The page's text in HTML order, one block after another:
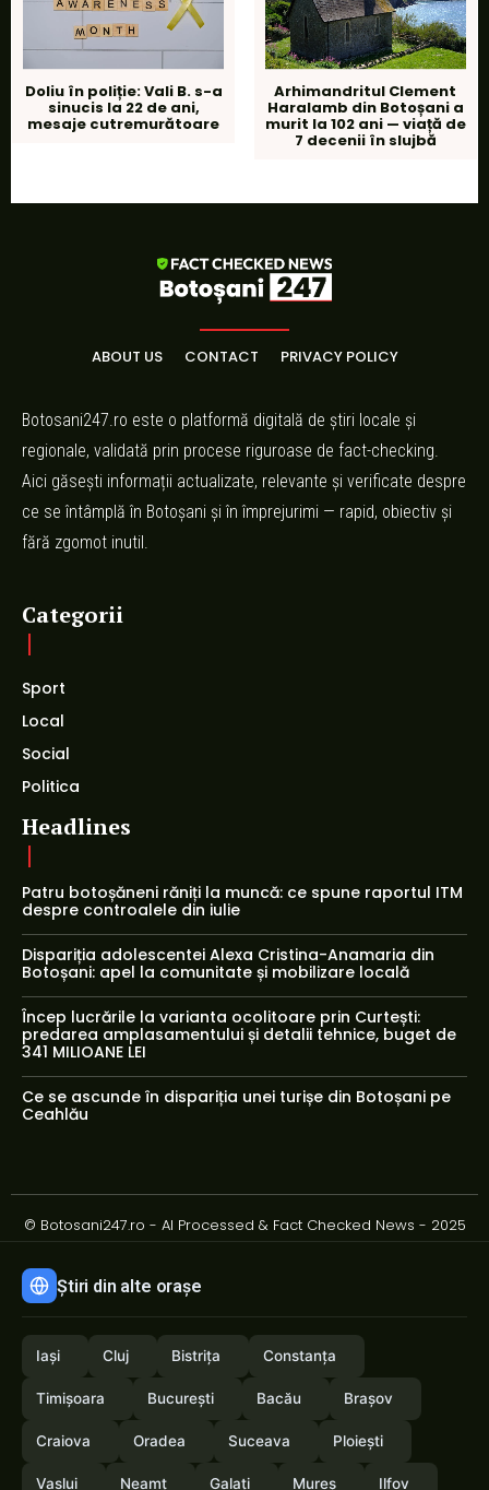
Doliu în poliție: Vali B. s-a
sinucis la 22 de ani,
mesaje cutremurătoare
Arhimandritul Clement
Haralamb din Botoșani a
murit la 102 ani — viață de
7 decenii în slujbă
ABOUT US CONTACT PRIVACY POLICY
Botosani247.ro este o platformă digitală de știri locale și
regionale, validată prin procese riguroase de fact-checking.
Aici găsești informații actualizate, relevante și verificate despre
ce se întâmplă în Botoșani și în împrejurimi — rapid, obiectiv și
fără zgomot inutil.
Categorii
Sport
Local
Social
Politica
Headlines
Patru botoșăneni răniți la muncă: ce spune raportul ITM
despre controalele din iulie
Dispariția adolescentei Alexa Cristina-Anamaria din
Botoșani: apel la comunitate și mobilizare locală
Încep lucrările la varianta ocolitoare prin Curtești:
predarea amplasamentului și detalii tehnice, buget de
341 MILIOANE LEI
Ce se ascunde în dispariția unei turișe din Botoșani pe
Ceahlău
© Botosani247.ro - AI Processed & Fact Checked News - 2025
Știri din alte orașe
Iași Cluj Bistrița Constanța
Timișoara București Bacău Brașov
Craiova Oradea Suceava Ploiești
Vaslui Neamț Galați Mureș Ilfov